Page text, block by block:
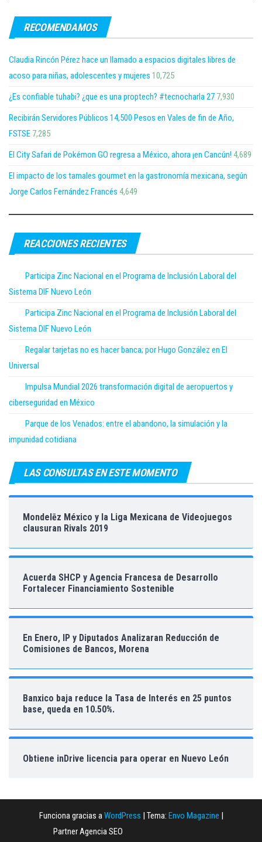
RECOMENDAMOS
Claudia Rincón Pérez hace un llamado a espacios digitales libres de
acoso para niñas, adolescentes y mujeres 10,725
¿Es confiable tuhabi? ¿que es una proptech? #tecnocharla 27 7,930
Recibirán Servidores Públicos 14,500 Pesos en Vales de fin de Año,
FSTSE 7,285
El City Safari de Pokémon GO regresa a México, ahora ¡en Cancún! 4,689
El impacto de los tamales gourmet en la gastronomía mexicana, según
Jorge Carlos Fernández Francés 4,649
REACCIONES RECIENTES
Participa Zinc Nacional en el Programa de Inclusión Laboral del
Sistema DIF Nuevo León
Participa Zinc Nacional en el Programa de Inclusión Laboral del
Sistema DIF Nuevo León
Regalar tarjetas no es hacer banca; por Hugo González en El
Universal
Impulsa Mundial 2026 transformación digital de aeropuertos y
ciberseguridad en México
Parque de los Venados: entre el abandono, la simulación y la
impunidad cotidiana
LAS CONSULTAS EN ESTE MOMENTO
Mondelēz México y la Liga Mexicana de Videojuegos
clausuran Rivals 2019
Acuerda SHCP y Agencia Francesa de Desarrollo
Fortalecer Financiamiento Sostenible
En Enero, IP y Diputados Analizaran Reducción de
Comisiones de Bancos, Morena
Banxico baja reduce la Tasa de Interés en 25 puntos
base, queda en 10.50%.
Obtiene inDrive licencia para operar en Nuevo León
Funciona gracias aWordPress Tema: Envo Magazine
Partner Agencia SEO